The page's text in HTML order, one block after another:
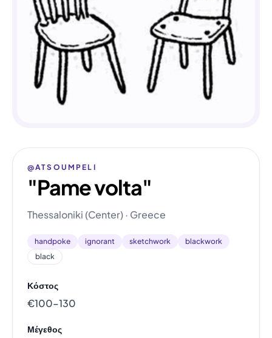
@ATSOUMPELI
"Pame volta"
Thessaloniki (Center) · Greece
handpoke ignorant sketchwork
blackwork
black
Κόστος
€100–130
Μέγεθος